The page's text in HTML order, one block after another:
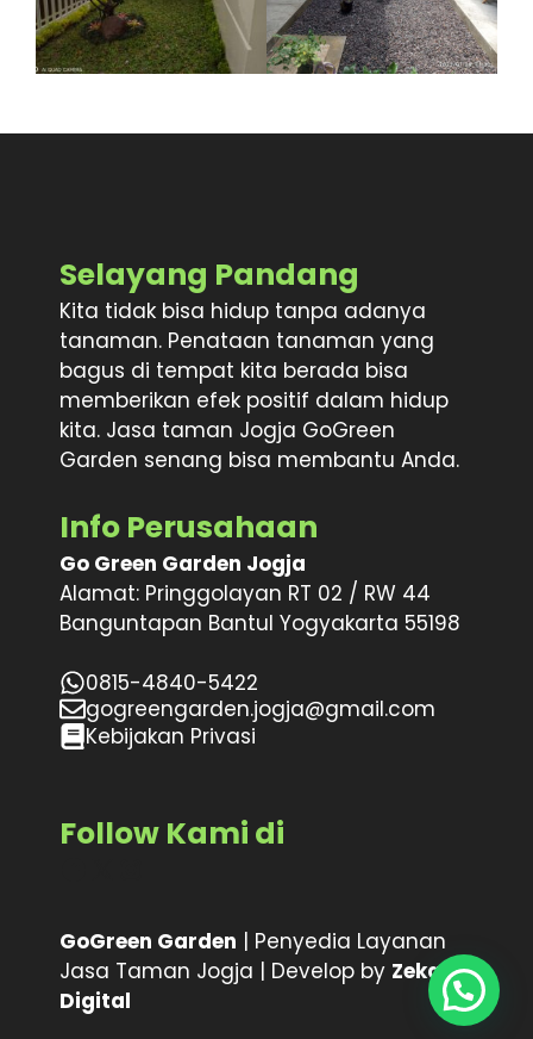
Selayang Pandang
Kita tidak bisa hidup tanpa adanya
tanaman. Penataan tanaman yang
bagus di tempat kita berada bisa
memberikan efek positif dalam hidup
kita. Jasa taman Jogja GoGreen
Garden senang bisa membantu Anda.
Info Perusahaan
Go Green Garden Jogja
Alamat: Pringgolayan RT 02 / RW 44
Banguntapan Bantul Yogyakarta 55198
0815-4840-5422
gogreengarden.jogja@gmail.com
Kebijakan Privasi
Follow Kami di
GoGreen Garden | Penyedia Layanan
Jasa Taman Jogja | Develop by Zeka
Digital